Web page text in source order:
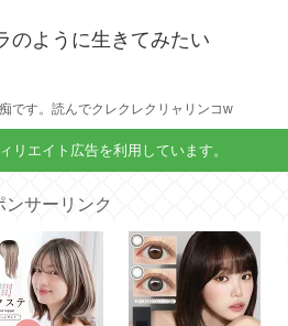
のように生きてみたい
です。読んでクレクレクリャリンコw
リエイト広告を利用しています。
ンサーリンク